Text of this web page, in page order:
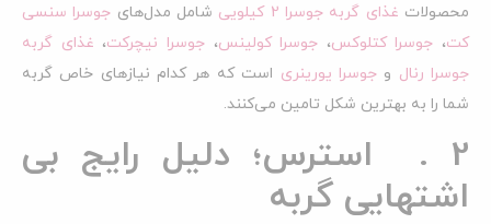
محصولات غذای گربه جوسرا 2 کیلویی شامل مدل‌های جوسرا سنسی
کت، جوسرا کتلوکس، جوسرا کولینس،جوسرا نیچرکت، غذای گربه
جوسرا رنال وجوسرا یورینری است که هر کدام نیازهای خاص گربه
شما را به بهترین شکل تامین می‌کنند.
2 . استرس؛ دلیل رایج بی
اشتهایی گربه